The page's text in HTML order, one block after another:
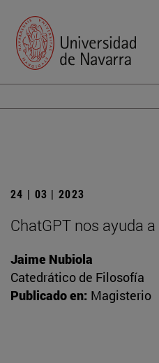
24 | 03 | 2023
ChatGPT nos ayuda
Jaime Nubiola
Catedrático de Filosofía
Publicado en: Magisterio